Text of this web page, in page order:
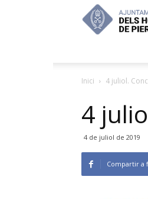
Inici 4 juliol.
4
4 de juliol de 2019
Compartir a